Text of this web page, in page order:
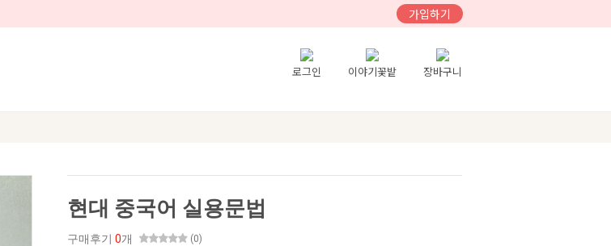
가입하기
로그인 이야기꽃밭 장바구니
현대 중국어 실용문법
구매후기 0개 (0)